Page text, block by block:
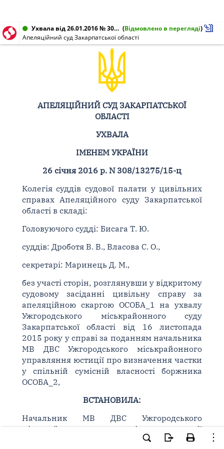
Ухвала від 26.01.2016 № 308/13275/15-ц (Відмовлено в перегляді)
Апеляційний суд Закарпатської області
АПЕЛЯЦІЙНИЙ СУД ЗАКАРПАТСЬКОЇ
ОБЛАСТІ
УХВАЛА
ІМЕНЕМ УКРАЇНИ
26 січня 2016 р. N 308/13275/15-ц
Колегія суддів судової палати у цивільних
справах Апеляційного суду Закарпатської
області в складі:
Головуючого судді: Бисага Т. Ю.
суддів: Дроботя В. В., Власова С. О.,
секретарі: Маринець Д. М.,
без участі сторін, розглянувши у відкритому
судовому засіданні цивільну справу за
апеляційною скаргою ОСОБА_1 на ухвалу
Ужгородського міськрайонного суду
Закарпатської області від 16 листопада
2015 року у справі за поданням начальника
МВ ДВС Ужгородського міськрайонного
управляння юстиції про визначення частки
у спільній сумісній власності боржника
ОСОБА_2,
ВСТАНОВИЛА:
Начальник МВ ДВС Ужгородського
міськрайонного управління юстиції
звернувся до суду із поданням про